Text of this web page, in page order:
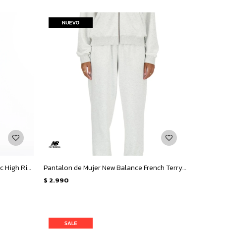
Calza de Mujer New Balance Graphic High Rise Legging 25&quot; - Negro Pantalon de Mujer New Balance French Terry Jogger - Gris
$ 2.990